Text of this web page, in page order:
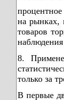
на рынках,
товаров
8.
только за
В первые